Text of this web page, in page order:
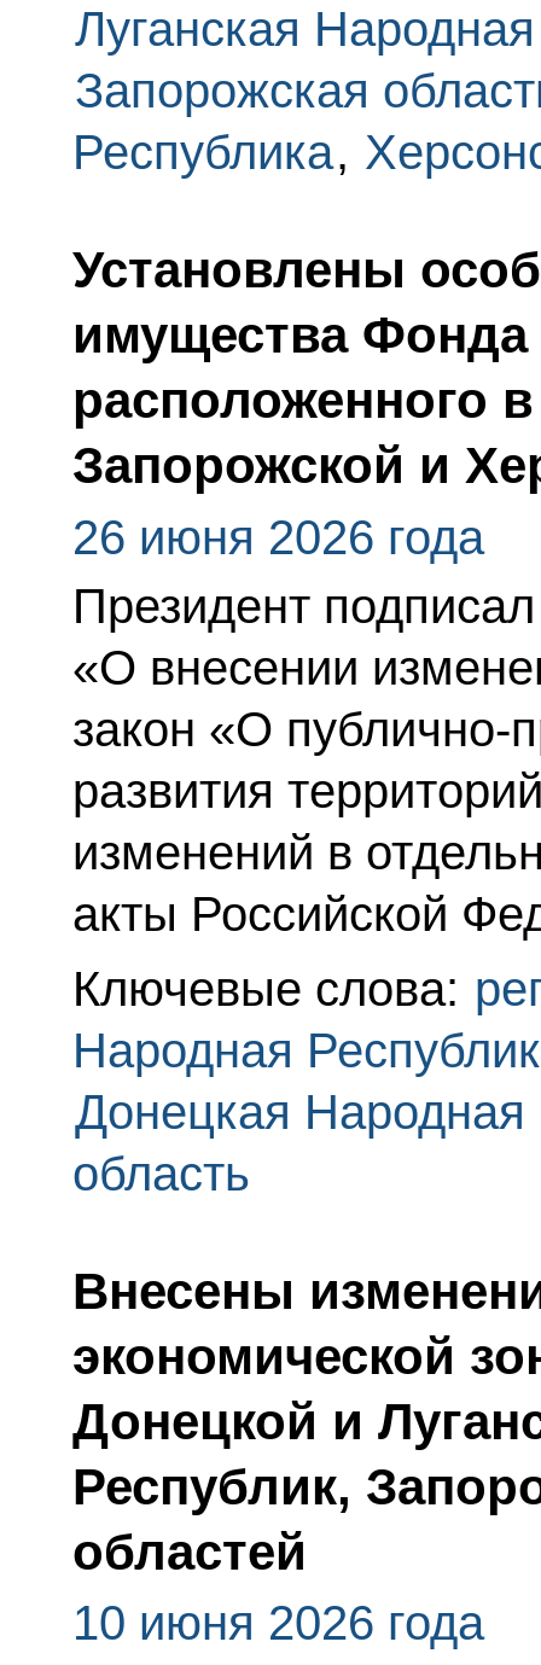
Луганская
Запорожская
Республика,
Установлены
имущества Фонда
расположенного
Запорожской и
26 июня 2026 года
Президент
«О внесении
закон «О публично-
развития
изменений в
акты Российской
Ключевые слова:
Народная
Донецкая Народная
область
Внесены
экономической
Донецкой и
Республик,
областей
10 июня 2026 года